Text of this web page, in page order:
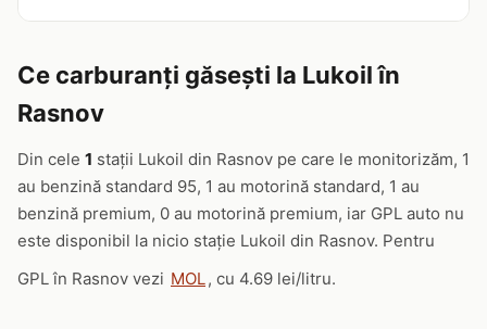
Ce carburanți găsești la Lukoil în
Rasnov
Din cele 1 stații Lukoil din Rasnov pe care le monitorizăm, 1
au benzină standard 95, 1 au motorină standard, 1 au
benzină premium, 0 au motorină premium, iar GPL auto nu
este disponibil la nicio stație Lukoil din Rasnov. Pentru
GPL în Rasnov vezi MOL, cu 4.69 lei/litru.